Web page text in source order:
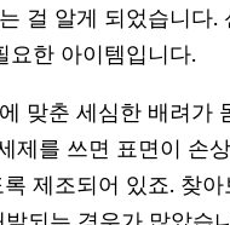
걸 알게 되었습니다.
요한 아이템입니다.
맞춘 세심한 배려가
제를 쓰면 표면이 손
제조되어 있죠. 찾